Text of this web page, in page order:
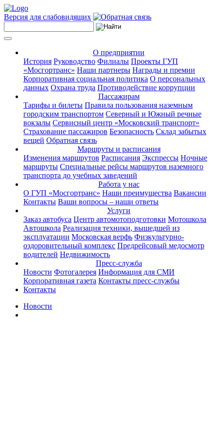
Версия для слабовидящих
О предприятии
История Руководство Филиалы Проекты ГУП
«Мосгортранс» Наши партнеры Награды и премии
Корпоративная социальная политика О персональных
данных Охрана труда Противодействие коррупции
Пассажирам
Тарифы и билеты Правила пользования наземным
городским транспортом Северный и Южный речные
вокзалы Сервисный центр «Московский транспорт»
Страхование пассажиров Безопасность Склад забытых
вещей Обратная связь
Маршруты и расписания
Изменения маршрутов Расписания Экспрессы Ночные
маршруты Специальные рейсы маршрутов наземного
транспорта до учебных заведений
Работа у нас
О ГУП «Мосгортранс» Наши преимущества Вакансии
Контакты Ваши вопросы – наши ответы
Услуги
Заказ автобуса Центр автомотоподготовки Мотошкола
Автошкола Реализация техники, вышедшей из
эксплуатации Московская верфь Физкультурно-
оздоровительный комплекс Предрейсовый медосмотр
водителей Недвижимость
Пресс-служба
Новости Фотогалерея Информация для СМИ
Корпоративная газета Контакты пресс-службы
Контакты
Новости